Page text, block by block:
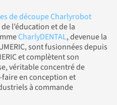
de découpe Charlyrobot
l’éducation et de la
CharlyDENTAL, devenue la
sont fusionnées depuis
et complètent son
véritable concentré de
en conception et
à commande